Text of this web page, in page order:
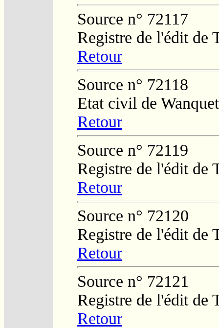
Source n° 72117
Registre de l'édit de
Retour
Source n° 72118
Etat civil de
Retour
Source n° 72119
Registre de l'édit de
Retour
Source n° 72120
Registre de l'édit de
Retour
Source n° 72121
Registre de l'édit de
Retour